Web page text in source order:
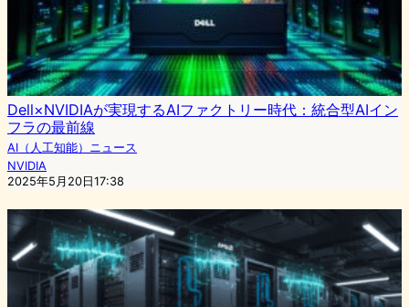
Dell×NVIDIAが実現するAIファクトリー時代：統合型AIイン
フラの最前線
AI（人工知能）ニュース
NVIDIA
2025年5月20日17:38